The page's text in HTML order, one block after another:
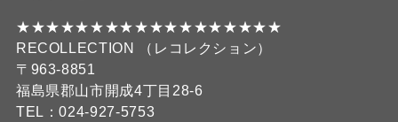
★★★★★★★★★★★★★★★★★★
RECOLLECTION （レコレクション）
〒963-8851
福島県郡山市開成4丁目28-6
TEL：024-927-5753